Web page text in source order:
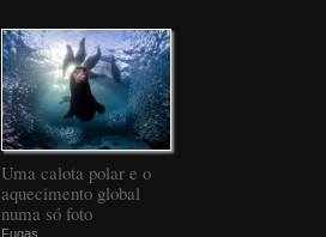
Uma calota polar e o
aquecimento global
numa só foto
Fugas